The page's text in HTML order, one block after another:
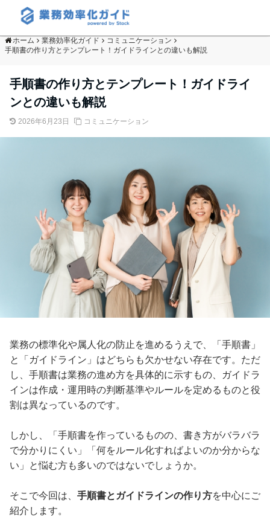
ホーム 業務効率化ガイド
コミュニケーション
手順書の作り方とテンプレート！ガイドラインとの違いも解説
手順書の作り方とテンプレート！ガイドライ
ンとの違いも解説
2026年6月23日 コミュニケーション
業務の標準化や属人化の防止を進めるうえで、「手順書」
と「ガイドライン」はどちらも欠かせない存在です。ただ
し、手順書は業務の進め方を具体的に示すもの、ガイドラ
インは作成・運用時の判断基準やルールを定めるものと役
割は異なっているのです。
しかし、「手順書を作っているものの、書き方がバラバラ
で分かりにくい」「何をルール化すればよいのか分からな
い」と悩む方も多いのではないでしょうか。
そこで今回は、 手順書とガイドラインの作り方を中心にご
紹介します。